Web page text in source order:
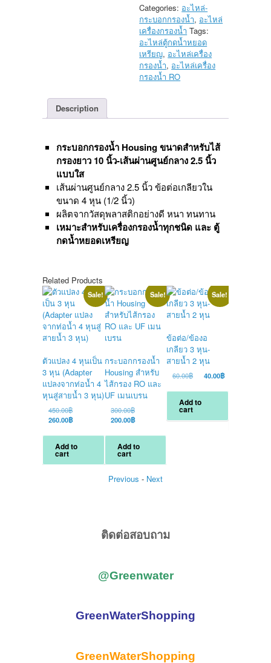
10
นิ้ว
ข้อ
ต่อ
เกลียว
ใน
4
quantity
Categories: อะไหล่-
กระบอกกรองน้ำ, อะไหล่
เครื่องกรองน้ำ Tags:
อะไหล่ตู้กดน้ำหยอด
เหรียญ, อะไหล่เครื่อง
กรองน้ำ, อะไหล่เครื่อง
กรองน้ำ RO
Description
กระบอกกรองน้ำ Housingขนาดสำหรับไส้
กรองยาว 10 นิ้ว-เส้นผ่านศูนย์กลาง 2.5 นิ้ว
แบบใส
เส้นผ่านศูนย์กลาง 2.5 นิ้ว ข้อต่อเกลียวใน
ขนาด 4 หุน (1/2 นิ้ว)
ผลิตจากวัสดุพลาสติกอย่างดี หนา ทนทาน
เหมาะสำหรับเครื่องกรองน้ำทุกชนิด และ ตู้
กดน้ำหยอดเหรียญ
Related Products
Sale!
ตัวแปลง 4 หุนเป็น
3 หุน (Adapter
แปลงจากท่อน้ำ 4
หุนสู่สายน้ำ 3 หุน)
450.00฿
450.00฿.
260.00฿
is:
260.00฿.
Add to
cart
Sale!
กระบอกกรองน้ำ
Housing สำหรับ
ไส้กรอง RO และ
UF เมนเบรน
300.00฿
300.00฿.
200.00฿
is:
200.00฿.
Add to
cart
Sale!
ข้อต่อ/ข้องอ
เกลียว 3 หุน-
สายน้ำ 2 หุน
60.00฿
Original
was:
60.00฿.
40.00฿
is:
Add to
cart
Previous - Next
ติดต่อสอบถาม
@Greenwater
GreenWaterShopping
GreenWaterShopping